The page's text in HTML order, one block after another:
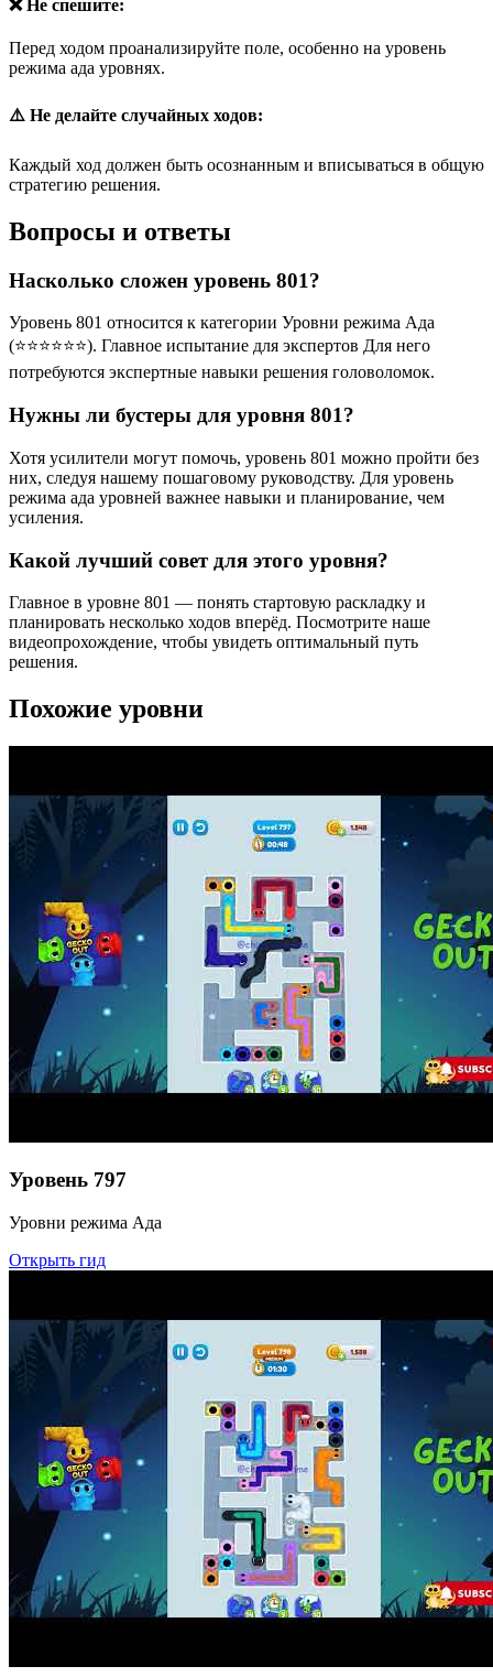
❌ Не спешите:
Перед ходом проанализируйте поле, особенно на уровень
режима ада уровнях.
⚠️ Не делайте случайных ходов:
Каждый ход должен быть осознанным и вписываться в общую
стратегию решения.
Вопросы и ответы
Насколько сложен уровень 801?
Уровень 801 относится к категории Уровни режима Ада
(⭐⭐⭐⭐⭐⭐). Главное испытание для экспертов Для него
потребуются экспертные навыки решения головоломок.
Нужны ли бустеры для уровня 801?
Хотя усилители могут помочь, уровень 801 можно пройти без
них, следуя нашему пошаговому руководству. Для уровень
режима ада уровней важнее навыки и планирование, чем
усиления.
Какой лучший совет для этого уровня?
Главное в уровне 801 — понять стартовую раскладку и
планировать несколько ходов вперёд. Посмотрите наше
видеопрохождение, чтобы увидеть оптимальный путь
решения.
Похожие уровни
Уровень 797
Уровни режима Ада
Открыть гид